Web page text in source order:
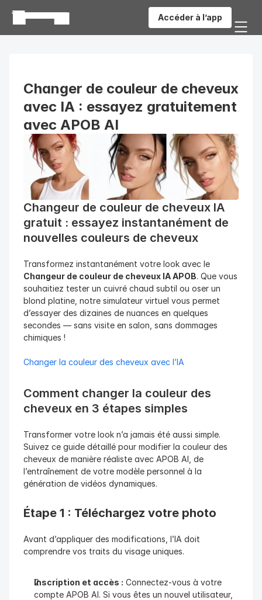
Accéder à l’app
Changer de couleur de cheveux
avec IA : essayez gratuitement
avec APOB AI
Changeur de couleur de cheveux IA
gratuit : essayez instantanément de
nouvelles couleurs de cheveux
Changeur de couleur de cheveux IA APOB. Que vous
souhaitiez tester un cuivré chaud subtil ou oser un
blond platine, notre simulateur virtuel vous permet
d’essayer des dizaines de nuances en quelques
secondes — sans visite en salon, sans dommages
chimiques !
Changer la couleur des cheveux avec l’IA
Comment changer la couleur des
cheveux en 3 étapes simples
Transformer votre look n’a jamais été aussi simple.
Suivez ce guide détaillé pour modifier la couleur des
cheveux de manière réaliste avec APOB AI, de
l’entraînement de votre modèle personnel à la
génération de vidéos dynamiques.
Étape 1 : Téléchargez votre photo
Avant d’appliquer des modifications, l’IA doit
comprendre vos traits du visage uniques.
Inscription et accès : Connectez-vous à votre
compte APOB AI. Si vous êtes un nouvel utilisateur,